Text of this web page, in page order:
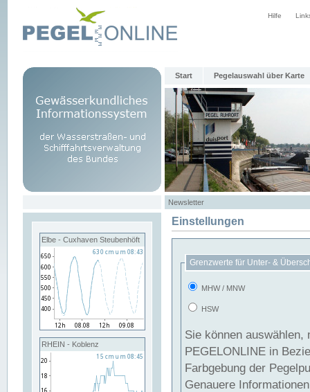
Hilfe
Start Pegelauswahl über Karte
Newsletter
Elbe - Cuxhaven Steubenhöft
RHEIN - Koblenz
Einstellungen
Grenzwerte für Unter- &
MHW / MNW
HSW
Sie können
PEGELONLINE in Beziehung
Farbgebung der
Genauere